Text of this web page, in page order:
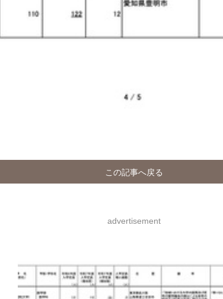
この記事へ戻る
advertisement